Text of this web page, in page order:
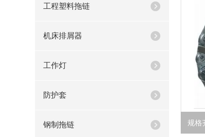
工程塑料拖链
机床排屑器
工作灯
防护套
钢制拖链